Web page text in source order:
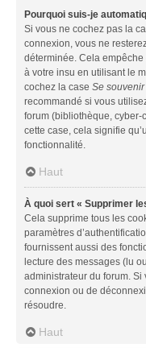
Pourquoi suis-je
Si vous ne cochez pas la
connexion, vous ne
déterminée. Cela empêche
à votre insu en utilisant le
cochez la case Se
recommandé si vous
forum (bibliothèque, cyber-
cette case, cela signifie
fonctionnalité.
Haut
À quoi sert « Supprimer
Cela supprime tous les
paramètres
fournissent aussi des
lecture des messages (lu
administrateur du forum.
connexion ou de
résoudre.
Haut